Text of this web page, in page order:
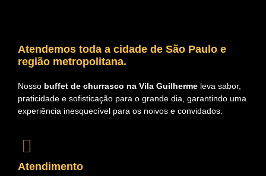
Atendemos toda a cidade de São Paulo e
região metropolitana.
Nosso buffet de churrasco na Vila Guilherme leva sabor,
praticidade e sofisticação para o grande dia, garantindo uma
experiência inesquecível para os noivos e convidados.
Atendimento